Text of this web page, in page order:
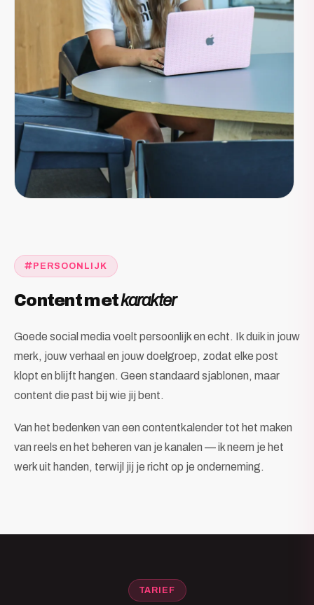
PERSOONLIJK
Content metkarakter
Goede social media voelt persoonlijk en echt. Ik duik in jouw
merk, jouw verhaal en jouw doelgroep, zodat elke post
klopt en blijft hangen. Geen standaard sjablonen, maar
content die past bij wie jij bent.
Van het bedenken van een contentkalender tot het maken
van reels en het beheren van je kanalen — ik neem je het
werk uit handen, terwijl jij je richt op je onderneming.
TARIEF